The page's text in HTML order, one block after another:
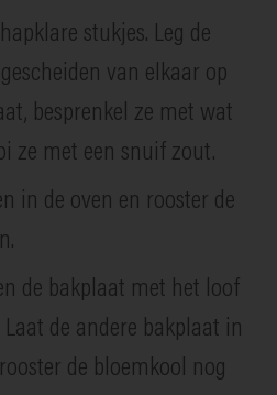
stukjes. Leg de
van elkaar op
besprenkel ze met wat
ze met een snuif zout.
in de oven en rooster de
de bakplaat met het loof
de andere bakplaat in
de bloemkool nog